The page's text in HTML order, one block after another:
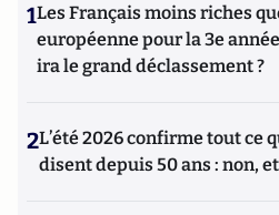
1Les Français moins riches
européenne pour la 3e
ira le grand déclassement ?
2L’été 2026 confirme tout ce
disent depuis 50 ans : non,